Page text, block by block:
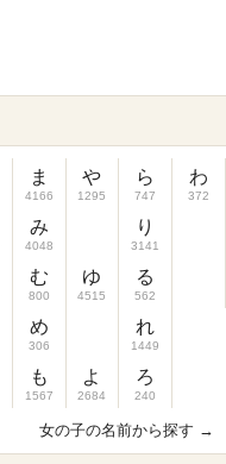
ま
4166
み
4048
む
800
め
306
も
1567
や
1295
ゆ
4515
よ
2684
ら
747
り
3141
る
562
れ
1449
ろ
240
わ
372
女の子の名前から探す →